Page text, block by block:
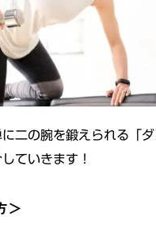
二の腕を鍛えられる「
ていきます！
＞